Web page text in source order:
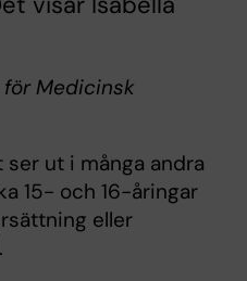
för Medicinsk
ut i många andra
15- och 16-åringar
eller